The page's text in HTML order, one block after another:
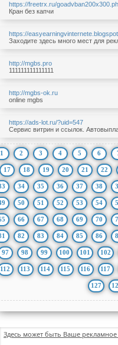
https://freetrx.ru/
Кран без капчи
https://
Заходите здесь много мест для
http://mgbs.pro
111111111111111
http://mgbs-ok.ru
online mgbs
https://ads-lot.ru/?uid=547
Сервис витрин и ссылок.
1 2 3 4 5 6
17 18 19 20 21 22
34 35 36 37 38
50 51 52 53 54
66 67 68 69 70
82 83 84 85 86
97 98 99 100 101 102
112 113 114 115 116 117
127
Здесь может быть Ваше